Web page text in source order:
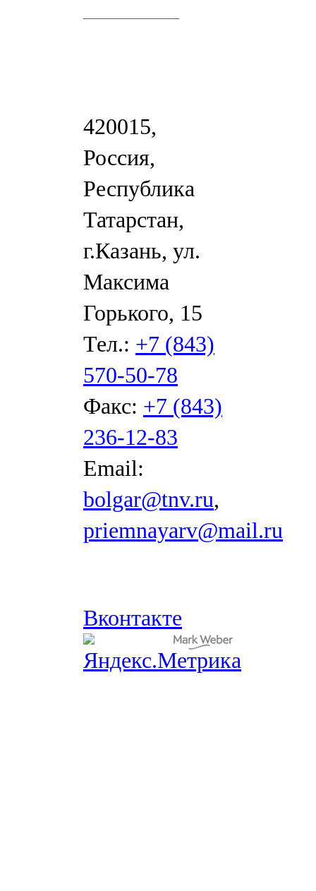
420015,
Россия,
Республика
Татарстан,
г.Казань, ул.
Максима
Горького, 15
Тел.: +7 (843)
570-50-78
Факс: +7 (843)
236-12-83
Email:
bolgar@tnv.ru,
priemnayarv@mail.ru
Вконтакте